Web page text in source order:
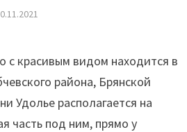
с красивым видом находится в
района, Брянской
Удолье располагается на
часть под ним, прямо у